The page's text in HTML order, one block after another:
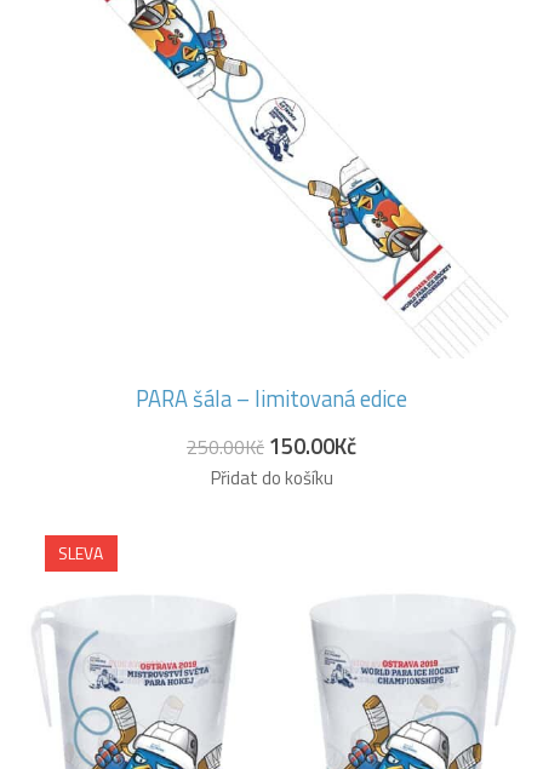
PARA šála – limitovaná edice
250.00Kč 150.00Kč
Přidat do košíku
SLEVA